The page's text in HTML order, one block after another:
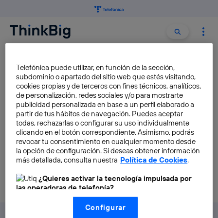
Buscar
SOCIAL BUSINESS
Innovación desde las
personas
Manuel Moreno
Telefónica puede utilizar, en función de la sección,
subdominio o apartado del sitio web que estés visitando,
cookies propias y de terceros con fines técnicos, analíticos,
de personalización, redes sociales y/o para mostrarte
publicidad personalizada en base a un perfil elaborado a
partir de tus hábitos de navegación. Puedes aceptar
todas, rechazarlas o configurar su uso individualmente
clicando en el botón correspondiente. Asimismo, podrás
revocar tu consentimiento en cualquier momento desde
la opción de configuración. Si deseas obtener información
más detallada, consulta nuestra Política de Cookies.
¿Quieres activar la tecnología impulsada por
las operadoras de telefonía?
Nosotros, Telefónica S.A., utilizamos la tecnología Utiq para
realizar nuestras acciones de marketing digital o análisis
Configurar